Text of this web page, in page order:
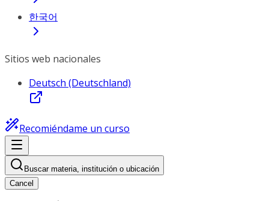
한국어
Sitios web nacionales
Deutsch (Deutschland)
Recomiéndame un curso
Buscar materia, institución o ubicación
Cancel